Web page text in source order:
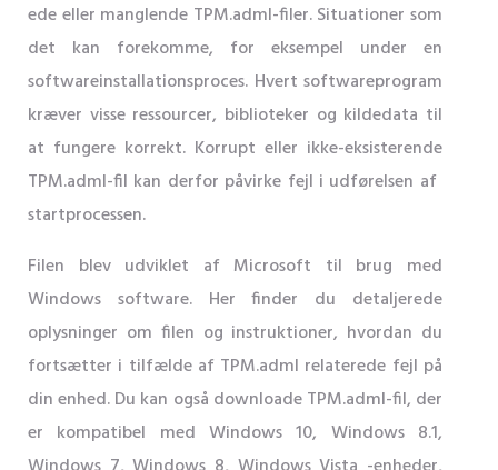
ede eller manglende TPM.adml-filer. Situationer som
det kan forekomme, for eksempel under en
softwareinstallationsproces. Hvert softwareprogram
kræver visse ressourcer, biblioteker og kildedata til
at fungere korrekt. Korrupt eller ikke-eksisterende
TPM.adml-fil kan derfor påvirke fejl i udførelsen af ​​
startprocessen.
Filen blev udviklet af Microsoft til brug med
Windows software. Her finder du detaljerede
oplysninger om filen og instruktioner, hvordan du
fortsætter i tilfælde af TPM.adml relaterede fejl på
din enhed. Du kan også downloade TPM.adml-fil, der
er kompatibel med Windows 10, Windows 8.1,